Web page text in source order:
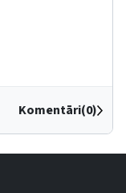
Komentāri(0)